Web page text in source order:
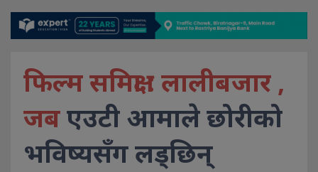
फिल्म समिक्षा : लालीबजार ,
जबएउटी आमाले छोरीको
भविष्यसँग लड्छिन्